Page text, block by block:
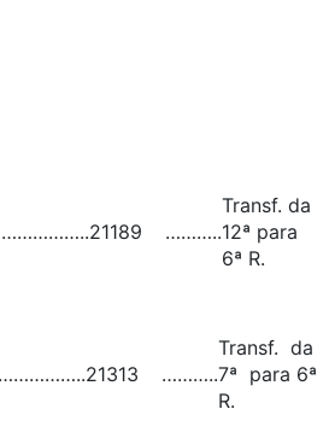
……………..21189 ………..
Transf. da
12ª para
6ª R.
……………..21313 ………..
Transf. da
7ª para 6ª
R.